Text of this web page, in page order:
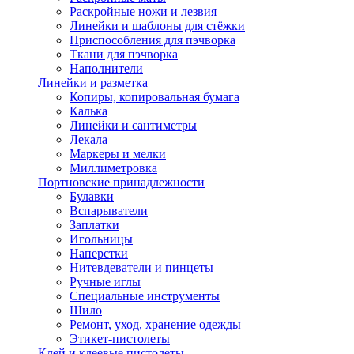
Раскройные ножи и лезвия
Линейки и шаблоны для стёжки
Приспособления для пэчворка
Ткани для пэчворка
Наполнители
Линейки и разметка
Копиры, копировальная бумага
Калька
Линейки и сантиметры
Лекала
Маркеры и мелки
Миллиметровка
Портновские принадлежности
Булавки
Вспарыватели
Заплатки
Игольницы
Наперстки
Нитевдеватели и пинцеты
Ручные иглы
Специальные инструменты
Шило
Ремонт, уход, хранение одежды
Этикет-пистолеты